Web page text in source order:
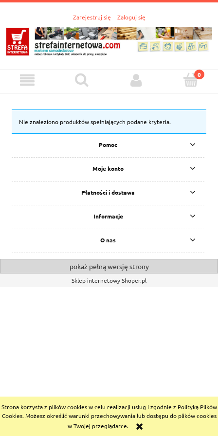
Strona korzysta z plików cookies w celu realizacji usług i zgodnie z Polityką Plików
Cookies. Możesz określić warunki przechowywania lub dostępu do plików cookies
w Twojej przeglądarce.
Zarejestruj się Zaloguj się
Nie znaleziono produktów spełniających podane kryteria.
Pomoc
Moje konto
Płatności i dostawa
Informacje
O nas
pokaż pełną wersję strony
Sklep internetowy Shoper.pl